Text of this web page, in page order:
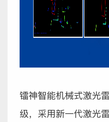
镭神智能机械式激光
级，采用新一代激光